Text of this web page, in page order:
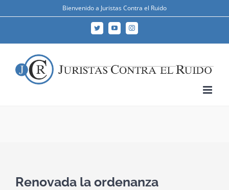
Bienvenido a Juristas Contra el Ruido
TwitterYouTubeInstagram
Renovada la ordenanza